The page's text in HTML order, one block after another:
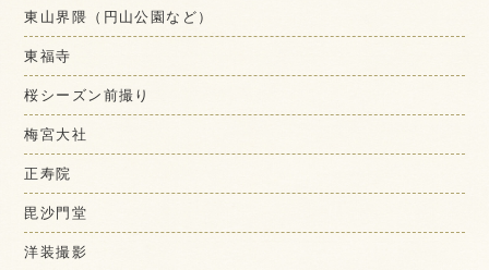
東山界隈（円山公園など）
東福寺
桜シーズン前撮り
梅宮大社
正寿院
毘沙門堂
洋装撮影